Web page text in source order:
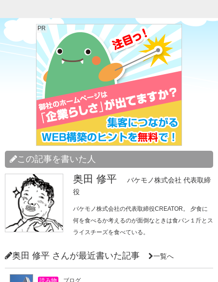
PR
この記事を書いた人
奥田 修平
バケモノ株式会社 代表取締
役
バケモノ株式会社の代表取締役CREATOR。 夕食に
何を食べるか考えるのが面倒なときは食パン１斤とス
ライスチーズを食べている。
奥田 修平 さんが最近書いた記事 一覧へ
読み物 ブログ